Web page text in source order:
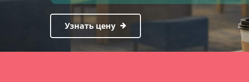
Узнать цену